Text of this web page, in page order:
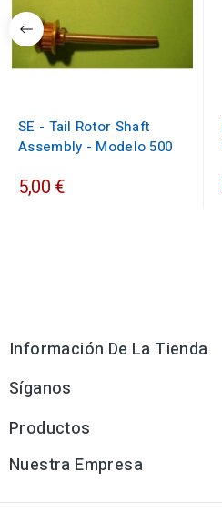
SE - Tail Rotor Shaft
Assembly - Modelo 500
5,00 €
Información De La Tienda
Síganos
Productos
Nuestra Empresa